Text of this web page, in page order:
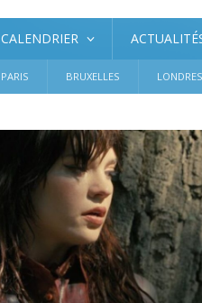
CALENDRIER
PARIS BRUXELLES LONDRES